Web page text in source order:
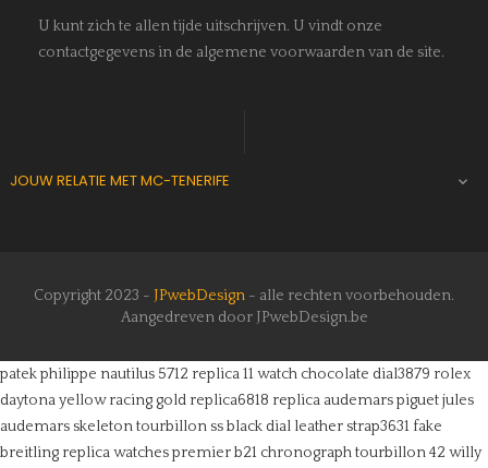
U kunt zich te allen tijde uitschrijven. U vindt onze
contactgegevens in de algemene voorwaarden van de site.
JOUW RELATIE MET MC-TENERIFE 
Copyright 2023 - JPwebDesign - alle rechten voorbehouden.
Aangedreven door JPwebDesign.be
patek philippe nautilus 5712 replica 11 watch chocolate dial3879 rolex
daytona yellow racing gold replica6818 replica audemars piguet jules
audemars skeleton tourbillon ss black dial leather strap3631 fake
breitling replica watches premier b21 chronograph tourbillon 42 willy